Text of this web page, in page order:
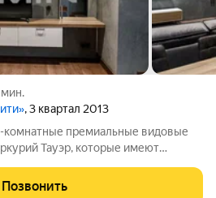
мин.
, 3 квартал 2013
комнатные премиальные видовые
Тауэр, которые имеют
комфортную температуру
Позвонить